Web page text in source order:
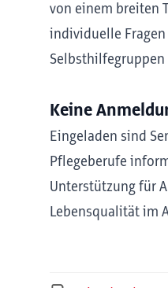
von einem breiten
individuelle
Selbsthilfegruppen
Keine
Eingeladen sind
Pflegeberufe
Unterstützung für
Lebensqualität im